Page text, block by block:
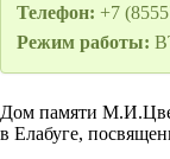
Телефон: +7
Режим работы:
Дом памяти
в Елабуге,